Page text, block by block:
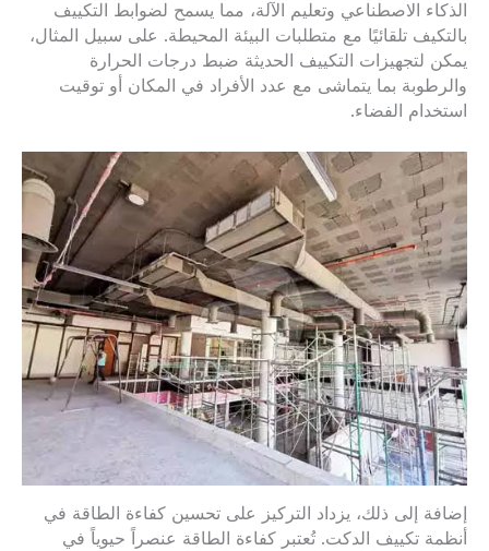
الذكاء الاصطناعي وتعليم الآلة، مما يسمح لضوابط التكييف
بالتكيف تلقائيًا مع متطلبات البيئة المحيطة. على سبيل المثال،
يمكن لتجهيزات التكييف الحديثة ضبط درجات الحرارة
والرطوبة بما يتماشى مع عدد الأفراد في المكان أو توقيت
استخدام الفضاء.
إضافة إلى ذلك، يزداد التركيز على تحسين كفاءة الطاقة في
أنظمة تكييف الدكت. تُعتبر كفاءة الطاقة عنصراً حيوياً في